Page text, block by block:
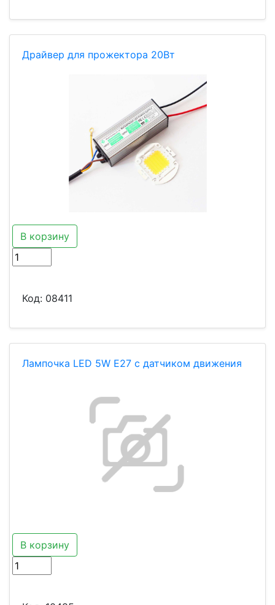
Драйвер для прожектора 20Вт
В корзину
Код: 08411
Лампочка LED 5W Е27 с датчиком движения
В корзину